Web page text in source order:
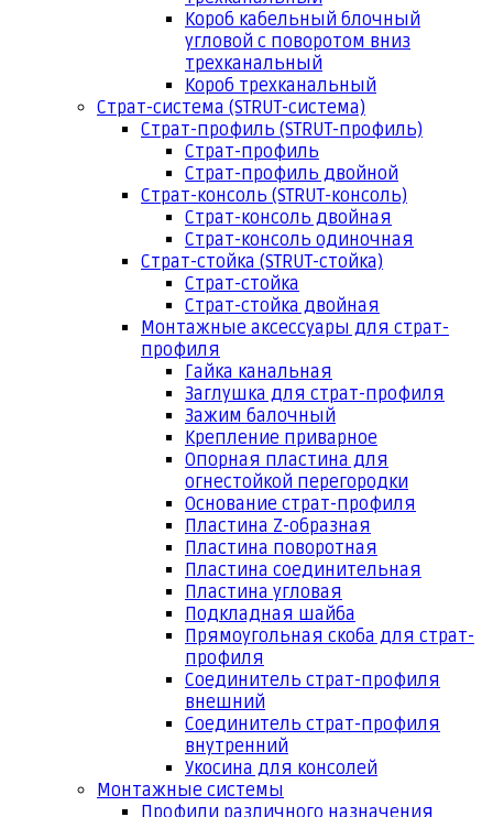
Короб кабельный блочный
угловой с поворотом вниз
трехканальный
Короб трехканальный
Страт-система (STRUT-система)
Страт-профиль (STRUT-профиль)
Страт-профиль
Страт-профиль двойной
Страт-консоль (STRUT-консоль)
Страт-консоль двойная
Страт-консоль одиночная
Страт-стойка (STRUT-стойка)
Страт-стойка
Страт-стойка двойная
Монтажные аксессуары для страт-
профиля
Гайка канальная
Заглушка для страт-профиля
Зажим балочный
Крепление приварное
Опорная пластина для
огнестойкой перегородки
Основание страт-профиля
Пластина Z-образная
Пластина поворотная
Пластина соединительная
Пластина угловая
Подкладная шайба
Прямоугольная скоба для страт-
профиля
Соединитель страт-профиля
внешний
Соединитель страт-профиля
внутренний
Укосина для консолей
Монтажные системы
Профили различного назначения